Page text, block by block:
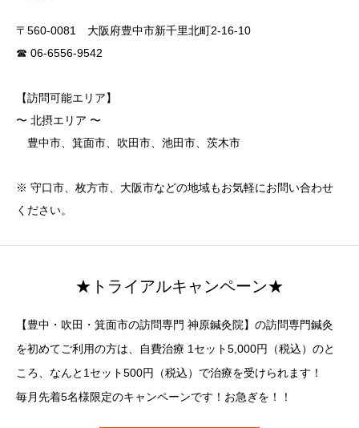
〒560-0081 大阪府豊中市新千里北町2-16-10
☎ 06-6556-9542
【訪問可能エリア】
〜 北摂エリア 〜
豊中市、箕面市、吹田市、池田市、茨木市
※ 守口市、枚方市、大阪市などの地域もお気軽にお問い合わせ
ください。
★トライアルキャンペーン★
【豊中・吹田・箕面市の訪問専門 神原鍼灸院】の訪問専門鍼灸
を初めてご利用の方は、自費治療 1セット5,000円（税込）のと
ころ、なんと1セット500円（税込）で治療を受けられます！
毎月先着5名様限定のキャンペーンです！お急ぎを！！